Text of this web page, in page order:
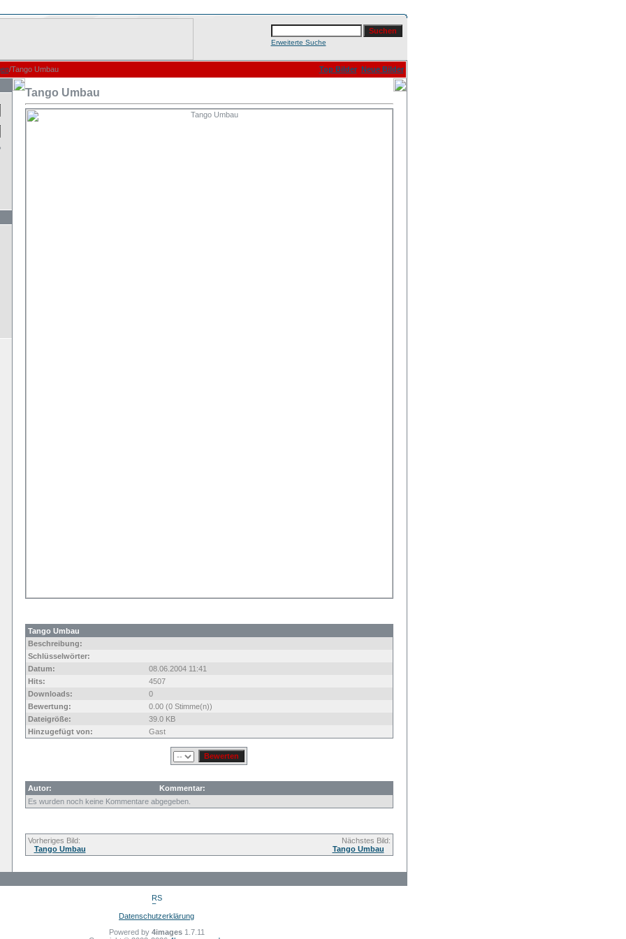
Erweiterte Suche
/Tango Umbau Top Bilder Neue Bilder
Tango Umbau
Tango Umbau
Beschreibung:
Schlüsselwörter:
Datum:
08.06.2004 11:41
Hits:
4507
Downloads:
0
Bewertung:
0.00 (0 Stimme(n))
Dateigröße:
39.0 KB
Hinzugefügt von:
Gast
Autor:
Kommentar:
Es wurden noch keine Kommentare abgegeben.
Vorheriges Bild:
Tango Umbau
Nächstes Bild:
Tango Umbau
Datenschutzerklärung
Powered by 4images1.7.11